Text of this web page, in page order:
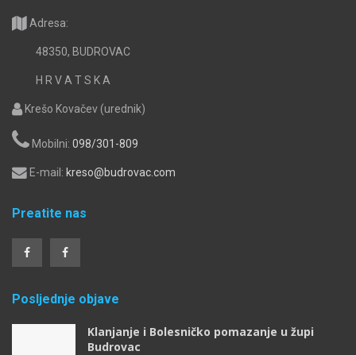
Adresa:
48350, BUDROVAC
H R V A T S K A
Krešo Kovačev (urednik)
Mobilni: 098/301-809
E-mail: kreso@budrovac.com
Preatite nas
Posljednje objave
Klanjanje i Bolesničko pomazanje u župi
Budrovac